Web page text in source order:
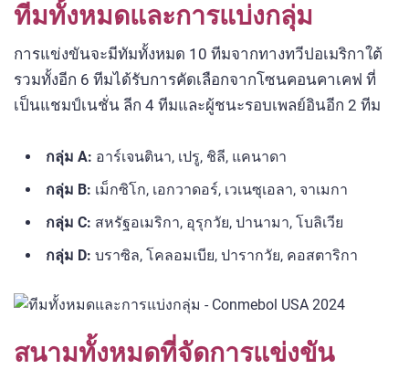
ทีมทั้งหมดและการแบ่งกลุ่ม
การแข่งขันจะมีทัมทั้งหมด 10 ทีมจากทางทวีปอเมริกาใต้
รวมทั้งอีก 6 ทีมได้รับการคัดเลือกจากโซนคอนคาเคฟ ที่
เป็นแชมป์เนชั่น ลีก 4 ทีมและผู้ชนะรอบเพลย์อินอีก 2 ทีม
กลุ่ม A: อาร์เจนตินา, เปรู, ชิลี, แคนาดา
กลุ่ม B: เม็กซิโก, เอกวาดอร์, เวเนซุเอลา, จาเมกา
กลุ่ม C: สหรัฐอเมริกา, อุรุกวัย, ปานามา, โบลิเวีย
กลุ่ม D: บราซิล, โคลอมเบีย, ปารากวัย, คอสตาริกา
สนามทั้งหมดที่จัดการแข่งขัน